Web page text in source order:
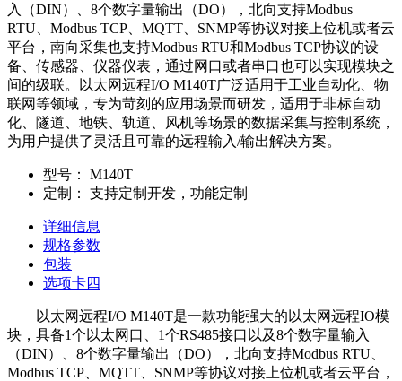
入（DIN）、8个数字量输出（DO），北向支持Modbus
RTU、Modbus TCP、MQTT、SNMP等协议对接上位机或者云
平台，南向采集也支持Modbus RTU和Modbus TCP协议的设
备、传感器、仪器仪表，通过网口或者串口也可以实现模块之
间的级联。以太网远程I/O M140T广泛适用于工业自动化、物
联网等领域，专为苛刻的应用场景而研发，适用于非标自动
化、隧道、地铁、轨道、风机等场景的数据采集与控制系统，
为用户提供了灵活且可靠的远程输入/输出解决方案。
型号：
M140T
定制：
支持定制开发，功能定制
详细信息
规格参数
包装
选项卡四
以太网远程I/O M140T是一款功能强大的以太网远程IO模
块，具备1个以太网口、1个RS485接口以及8个数字量输入
（DIN）、8个数字量输出（DO），北向支持Modbus RTU、
Modbus TCP、MQTT、SNMP等协议对接上位机或者云平台，